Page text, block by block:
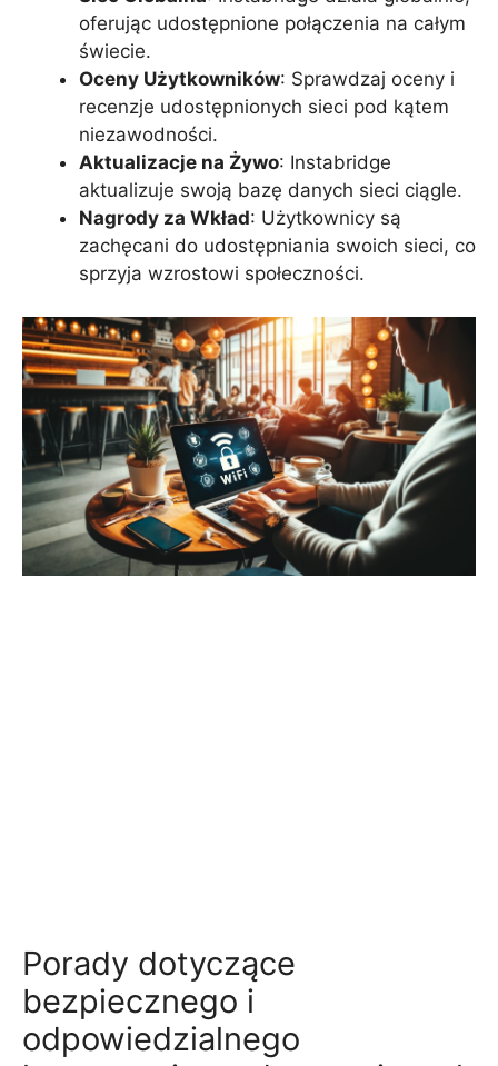
oferując udostępnione połączenia na całym
świecie.
Oceny Użytkowników: Sprawdzaj oceny i
recenzje udostępnionych sieci pod kątem
niezawodności.
Aktualizacje na Żywo: Instabridge
aktualizuje swoją bazę danych sieci ciągle.
Nagrody za Wkład: Użytkownicy są
zachęcani do udostępniania swoich sieci, co
sprzyja wzrostowi społeczności.
Porady dotyczące
bezpiecznego i
odpowiedzialnego